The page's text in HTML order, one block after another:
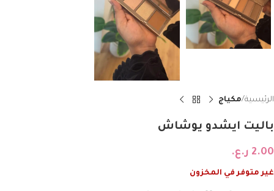
الرئيسية مكياج
باليت ايشدو يوشاش
2.00 ر.ع.
غير متوفر في المخزون